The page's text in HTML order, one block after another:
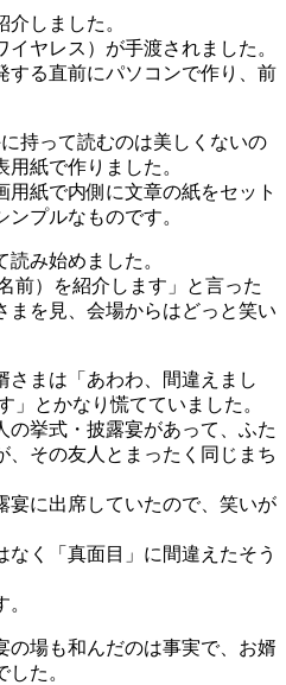
しました。
ヤレス）が手渡されました。
する直前にパソコンで作り、前
持って読むのは美しくないの
紙で作りました。
紙で内側に文章の紙をセット
プルなものです。
み始めました。
前）を紹介します」と言った
まを見、会場からはどっと笑い
さまは「あわわ、間違えまし
」とかなり慌てていました。
の挙式・披露宴があって、ふた
、その友人とまったく同じまち
宴に出席していたので、笑いが
なく「真面目」に間違えたそう
の場も和んだのは事実で、お婿
た。